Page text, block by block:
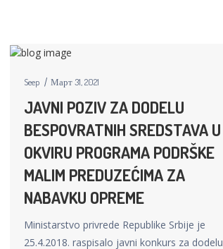
Seep Март 31, 2021
JAVNI POZIV ZA DODELU
BESPOVRATNIH SREDSTAVA U
OKVIRU PROGRAMA PODRŠKE
MALIM PREDUZEĆIMA ZA
NABAVKU OPREME
Ministarstvo privrede Republike Srbije je
25.4.2018. raspisalo javni konkurs za dodelu